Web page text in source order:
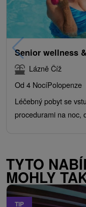
Senior wellness
Lázně Číž
Od 4 NocíPolopenze
Léčebný pobyt se
procedurami na noc,
TYTO
MOHLY
TIP